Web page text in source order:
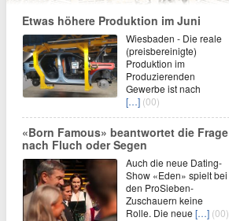
Etwas höhere Produktion im Juni
Wiesbaden - Die reale
(preisbereinigte)
Produktion im
Produzierenden
Gewerbe ist nach
[…] (00)
«Born Famous» beantwortet die Frage
nach Fluch oder Segen
Auch die neue Dating-
Show «Eden» spielt bei
den ProSieben-
Zuschauern keine
Rolle. Die neue […] (00)